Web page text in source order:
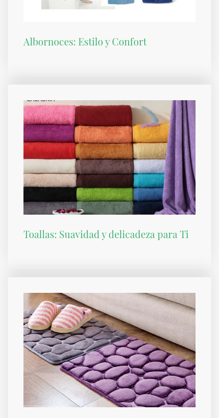
Albornoces: Estilo y Confort
Toallas: Suavidad y delicadeza para Ti